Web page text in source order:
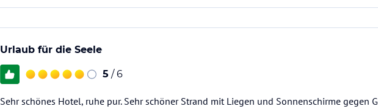
Urlaub für die Seele
5 / 6
Sehr schönes Hotel, ruhe pur. Sehr schöner Strand mit Liegen und Sonnenschirme gegen